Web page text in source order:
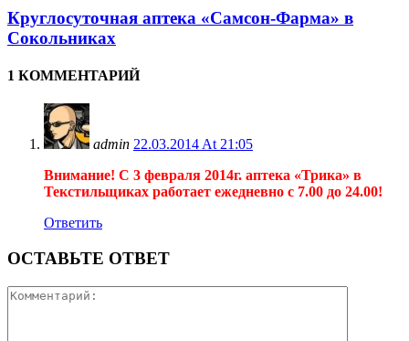
Круглосуточная аптека «Самсон-Фарма» в
Сокольниках
1 КОММЕНТАРИЙ
admin 22.03.2014 At 21:05
Внимание! С 3 февраля 2014г. аптека «Трика» в
Текстильщиках работает ежедневно с 7.00 до 24.00!
Ответить
ОСТАВЬТЕ ОТВЕТ